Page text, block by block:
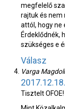
megfelelő
rajtuk és nem
attól, hogy ne
Érdeklődnék,
szükséges e
Válasz
Varga
Tisztelt OFOE!